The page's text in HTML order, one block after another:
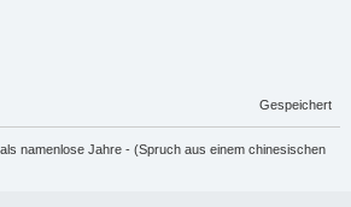
Gespeichert
namenlose Jahre - (Spruch aus einem chinesischen